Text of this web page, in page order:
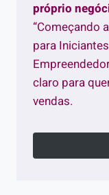
próprio
“Começando
para
claro para
vendas.